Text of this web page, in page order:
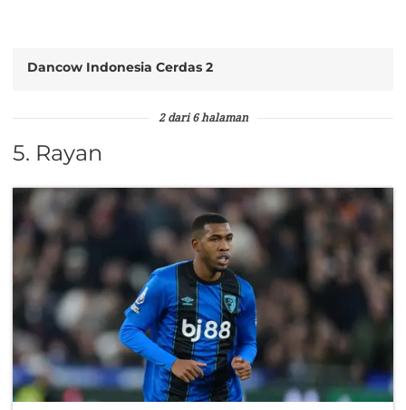
Dancow Indonesia Cerdas 2
2 dari 6 halaman
5. Rayan